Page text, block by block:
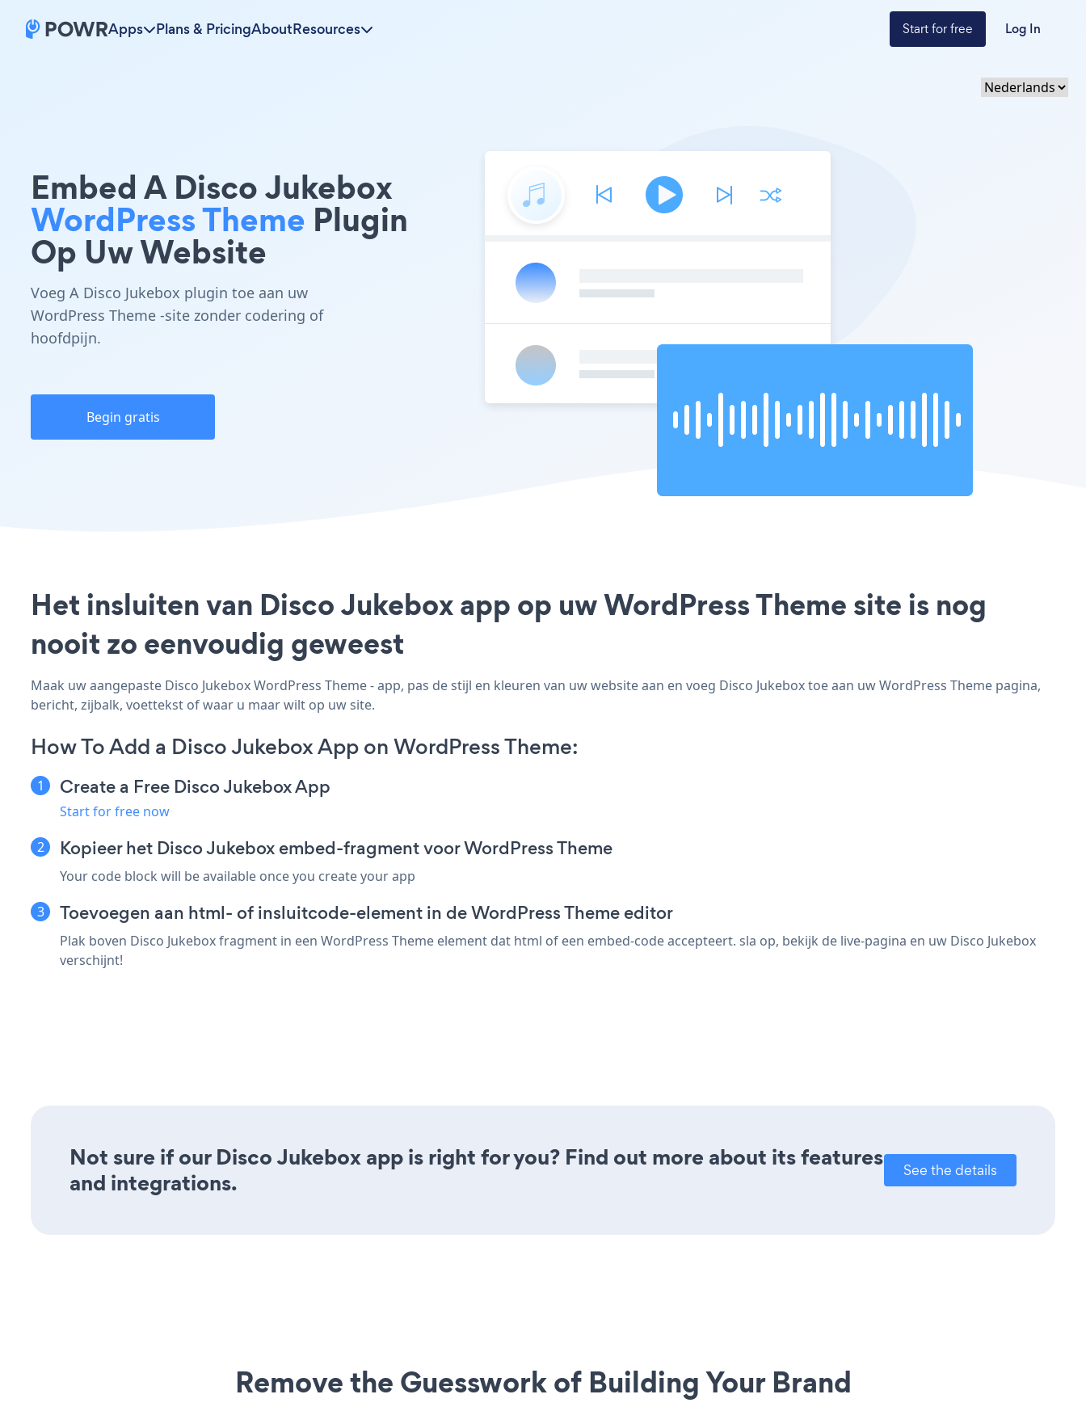
Apps Plans & PricingAboutResources Start for free Log In
Embed A Disco Jukebox
WordPress Theme Plugin
Op Uw Website
Voeg A Disco Jukebox plugin toe aan uw
WordPress Theme -site zonder codering of
hoofdpijn.
Begin gratis
Het insluiten van Disco Jukebox app op uw WordPress Theme site is nog
nooit zo eenvoudig geweest
Maak uw aangepaste Disco Jukebox WordPress Theme - app, pas de stijl en kleuren van uw website aan en voeg Disco Jukebox toe aan uw WordPress Theme pagina,
bericht, zijbalk, voettekst of waar u maar wilt op uw site.
How To Add a Disco Jukebox App on WordPress Theme:
Create a Free Disco Jukebox App
Start for free now
Kopieer het Disco Jukebox embed-fragment voor WordPress Theme
Your code block will be available once you create your app
Toevoegen aan html- of insluitcode-element in de WordPress Theme editor
Plak boven Disco Jukebox fragment in een WordPress Theme element dat html of een embed-code accepteert. sla op, bekijk de live-pagina en uw Disco Jukebox
verschijnt!
Not sure if our Disco Jukebox app is right for you? Find out more about its features
and integrations.
See the details
Remove the Guesswork of Building Your Brand